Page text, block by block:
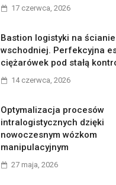
17 czerwca, 2026
Bastion logistyki na ścianie
wschodniej. Perfekcyjna
ciężarówek pod stałą
14 czerwca, 2026
Optymalizacja procesów
intralogistycznych dzięki
nowoczesnym wózkom
manipulacyjnym
27 maja, 2026